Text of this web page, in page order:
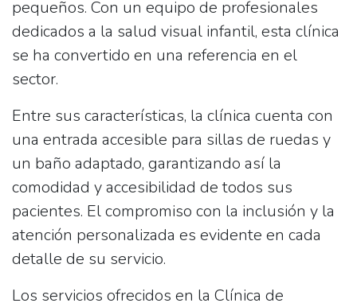
pequeños. Con un equipo de profesionales
dedicados a la salud visual infantil, esta clínica
se ha convertido en una referencia en el
sector.
Entre sus características, la clínica cuenta con
una entrada accesible para sillas de ruedas y
un baño adaptado, garantizando así la
comodidad y accesibilidad de todos sus
pacientes. El compromiso con la inclusión y la
atención personalizada es evidente en cada
detalle de su servicio.
Los servicios ofrecidos en la Clínica de